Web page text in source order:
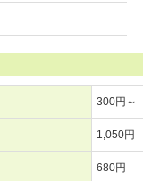
300円～
1,050円
680円